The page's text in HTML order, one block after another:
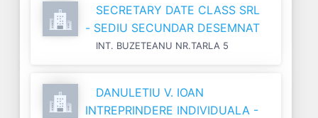
SECRETARY DATE CLASS SRL
- SEDIU SECUNDAR DESEMNAT
INT. BUZETEANU NR.TARLA 5
DANULETIU V. IOAN
INTREPRINDERE INDIVIDUALA -